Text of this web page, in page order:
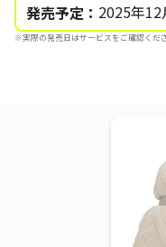
発売予定： 2025年
※実際の発売日はサービスをご確認くださ